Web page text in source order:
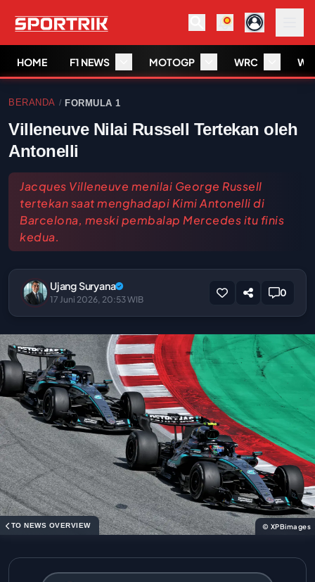
HOME F1 NEWS MOTOGP WRC
BERANDA / FORMULA 1
Villeneuve Nilai Russell Tertekan oleh
Antonelli
Jacques Villeneuve menilai George Russell
tertekan saat menghadapi Kimi Antonelli di
Barcelona, meski pembalap Mercedes itu finis
kedua.
Ujang Suryana
17 Juni 2026, 20:53 WIB
0
TO NEWS OVERVIEW © XPBimages